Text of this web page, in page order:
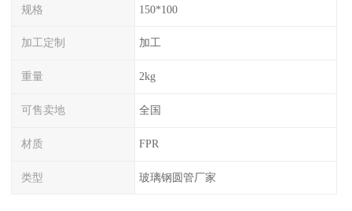
规格 150*100
加工定制 加工
重量 2kg
可售卖地 全国
材质 FPR
类型 玻璃钢圆管厂家